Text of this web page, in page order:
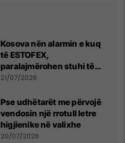
Kosova nën alarmin e kuq
të ESTOFEX,
paralajmërohen stuhi të
fuqishme me breshër dhe
21/07/2026
Pse udhëtarët me përvojë
vendosin një rrotull letre
higjienike në valixhe
20/07/2026